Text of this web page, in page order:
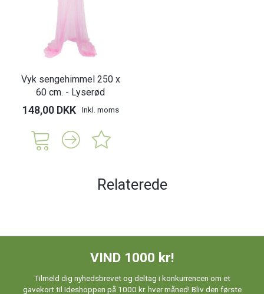
Vyk sengehimmel 250 x
60 cm. - Lyserød
148,00 DKK Inkl. moms
Relaterede
VIND 1000 kr!
Tilmeld dig nyhedsbrevet og deltag i konkurrencen om et
gavekort til Ideshoppen på 1000 kr. hver måned! Bliv den første